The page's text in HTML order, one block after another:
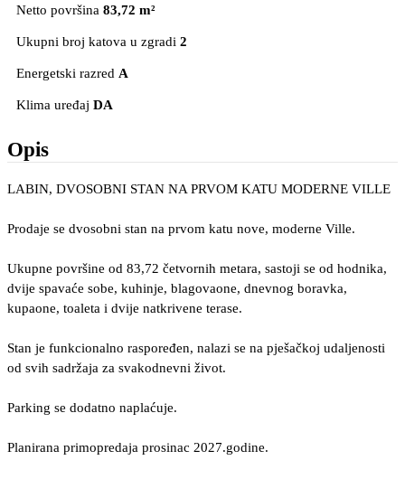
Netto površina 83,72 m²
Ukupni broj katova u zgradi 2
Energetski razred A
Klima uređaj DA
Opis
LABIN, DVOSOBNI STAN NA PRVOM KATU MODERNE VILLE
Prodaje se dvosobni stan na prvom katu nove, moderne Ville.
Ukupne površine od 83,72 četvornih metara, sastoji se od hodnika,
dvije spavaće sobe, kuhinje, blagovaone, dnevnog boravka,
kupaone, toaleta i dvije natkrivene terase.
Stan je funkcionalno raspoređen, nalazi se na pješačkoj udaljenosti
od svih sadržaja za svakodnevni život.
Parking se dodatno naplaćuje.
Planirana primopredaja prosinac 2027.godine.